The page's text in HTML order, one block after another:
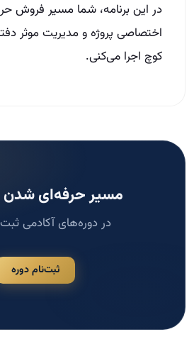
در این برنامه، شما مسیر فروش
اختصاصی پروژه و مدیریت موثر
کوچ اجرا می‌کنی.
مسیر حرفه‌ای شدن
در دوره‌های آکادمی
ثبت‌نام دوره